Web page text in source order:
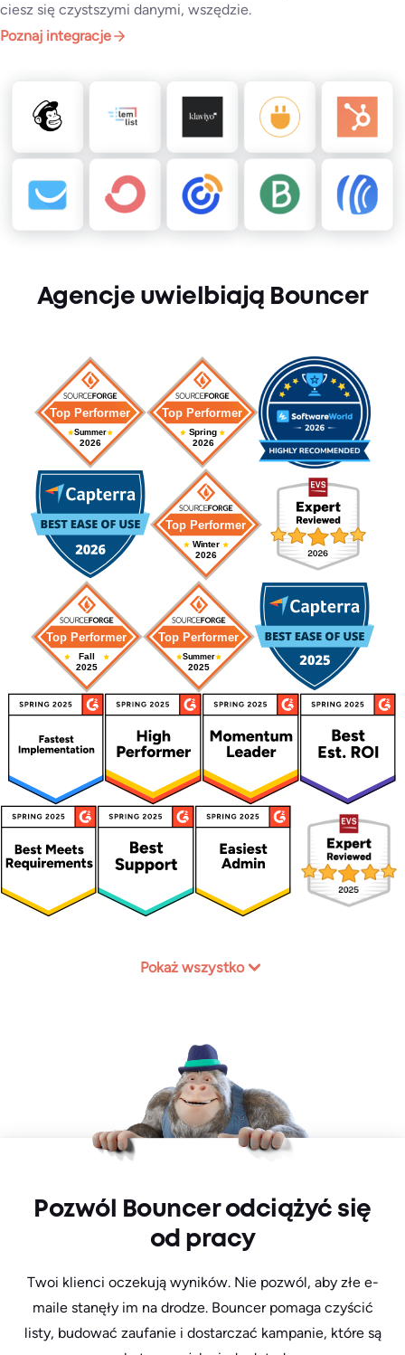
ciesz się czystszymi danymi, wszędzie.
Poznaj integracje
Agencje uwielbiają Bouncer
Pokaż wszystko
Pozwól Bouncer odciążyć się
od pracy
Twoi klienci oczekują wyników. Nie pozwól, aby złe e-
maile stanęły im na drodze. Bouncer pomaga czyścić
listy, budować zaufanie i dostarczać kampanie, które są